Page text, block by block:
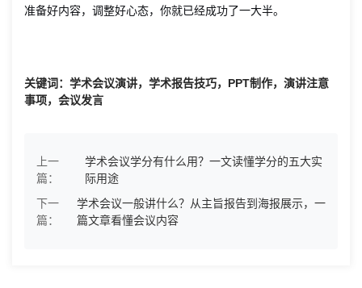
准备好内容，调整好心态，你就已经成功了一大半。
关键词：学术会议演讲，学术报告技巧，PPT制作，演讲注意
事项，会议发言
上一
篇：
学术会议学分有什么用？一文读懂学分的五大实
际用途
下一
篇：
学术会议一般讲什么？从主旨报告到海报展示，一
篇文章看懂会议内容